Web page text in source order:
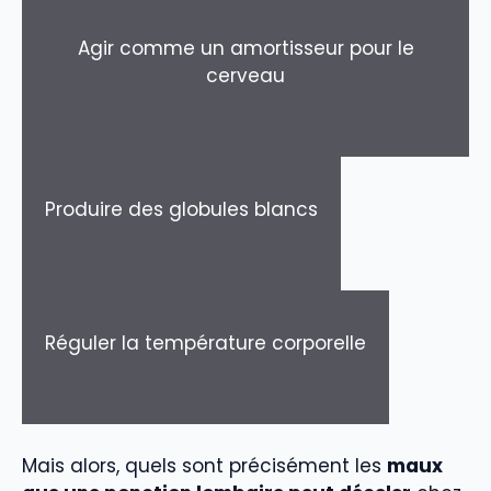
Agir comme un amortisseur pour le
cerveau
Produire des globules blancs
Réguler la température corporelle
Mais alors, quels sont précisément les maux